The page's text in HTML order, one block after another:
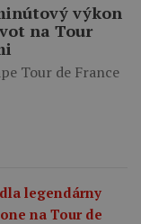
výkon
na Tour
Tour de France
legendárny
na Tour de